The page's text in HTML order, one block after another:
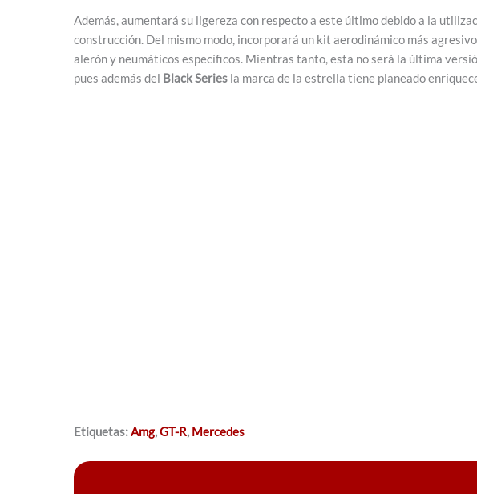
Además, aumentará su ligereza con respecto a este último debido a la
construcción. Del mismo modo, incorporará un kit aerodinámico más
alerón y neumáticos específicos. Mientras tanto, esta no será la última
pues además del Black Series la marca de la estrella tiene planeado
Etiquetas:Amg,GT-R, Mercedes